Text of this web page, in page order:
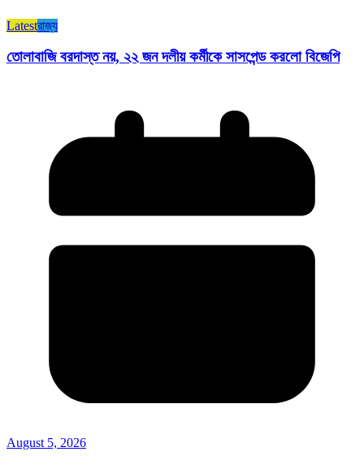
Latestরাজ্য​
তোলাবাজি বরদাস্ত নয়, ২২ জন দলীয় কর্মীকে সাসপেন্ড করলো বিজেপি
August 5, 2026